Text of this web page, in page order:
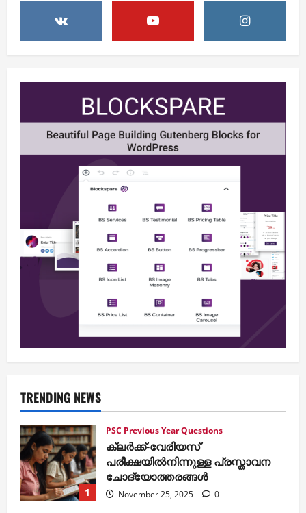
TRENDING NEWS
1
PSC Previous Year Questions
ക്ലര്‍ക്ക്-വേരിയസ്
പരീക്ഷയില്‍നിന്നുള്ള പ്രസ്താവന
ചോദ്യോത്തരങ്ങള്‍
November 25, 2025 0